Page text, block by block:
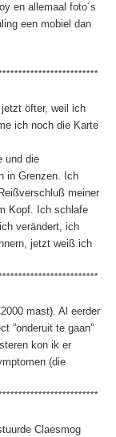
en allemaal foto´s
een mobiel dan
öfter, weil ich
ich noch die Karte
und die
in Grenzen. Ich
meiner
Kopf. Ich schlafe
verändert, ich
jetzt weiß ich
mast). Al eerder
”onderuit te gaan”
kon ik er
(die
Claesmog